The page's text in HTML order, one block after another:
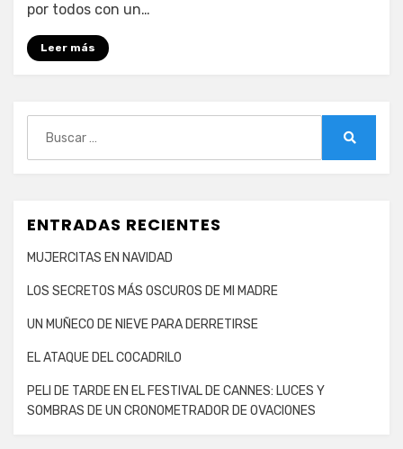
por todos con un…
Leer más
ENTRADAS RECIENTES
MUJERCITAS EN NAVIDAD
LOS SECRETOS MÁS OSCUROS DE MI MADRE
UN MUÑECO DE NIEVE PARA DERRETIRSE
EL ATAQUE DEL COCADRILO
PELI DE TARDE EN EL FESTIVAL DE CANNES: LUCES Y
SOMBRAS DE UN CRONOMETRADOR DE OVACIONES